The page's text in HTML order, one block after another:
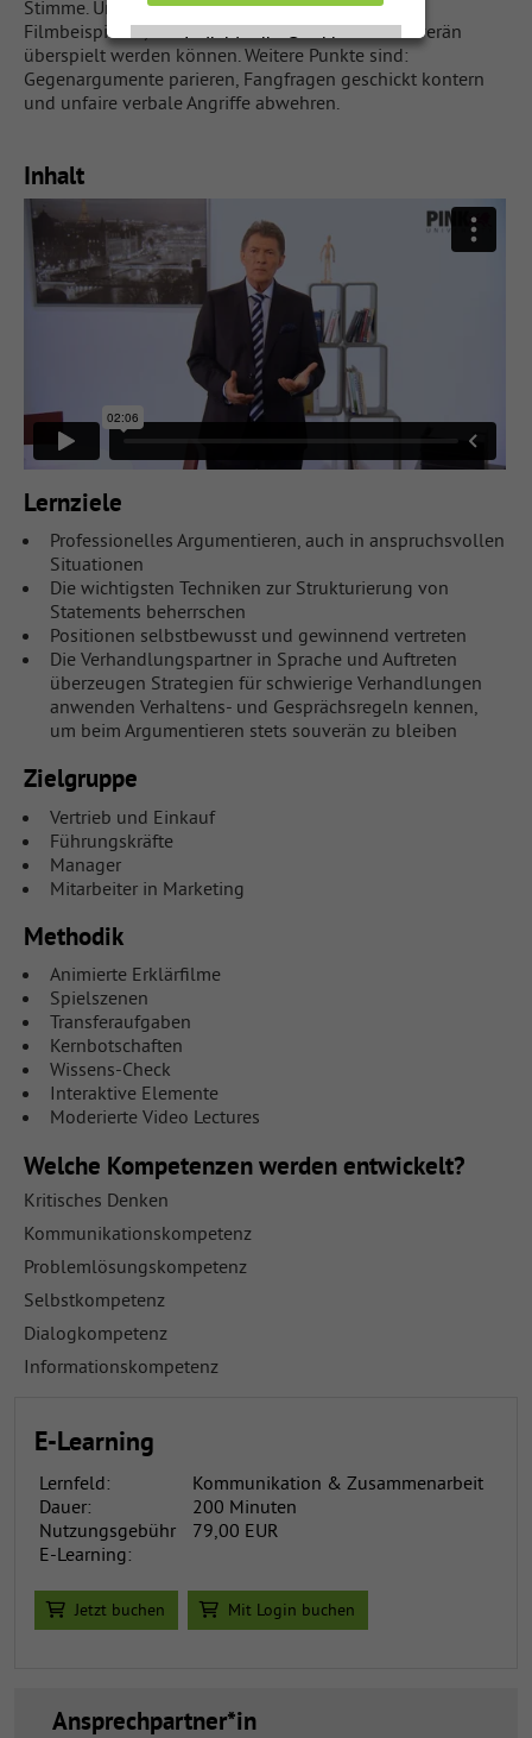
Stimme. Und das E-Learning zeigt anhand von
Filmbeispielen, wie Aussetzer und Blackouts souverän
überspielt werden können. Weitere Punkte sind:
Gegenargumente parieren, Fangfragen geschickt kontern
und unfaire verbale Angriffe abwehren.
Inhalt
Lernziele
Professionelles Argumentieren, auch in anspruchsvollen
Situationen
Die wichtigsten Techniken zur Strukturierung von
Statements beherrschen
Positionen selbstbewusst und gewinnend vertreten
Die Verhandlungspartner in Sprache und Auftreten
überzeugen Strategien für schwierige Verhandlungen
anwenden Verhaltens- und Gesprächsregeln kennen,
um beim Argumentieren stets souverän zu bleiben
Zielgruppe
Vertrieb und Einkauf
Führungskräfte
Manager
Mitarbeiter in Marketing
Methodik
Animierte Erklärfilme
Spielszenen
Transferaufgaben
Kernbotschaften
Wissens-Check
Interaktive Elemente
Moderierte Video Lectures
Welche Kompetenzen werden entwickelt?
Kritisches Denken
Kommunikationskompetenz
Problemlösungskompetenz
Selbstkompetenz
Dialogkompetenz
Informationskompetenz
E-Learning
Lernfeld:
Kommunikation & Zusammenarbeit
Dauer:
200 Minuten
Nutzungsgebühr
E-Learning:
79,00 EUR
Jetzt buchen Mit Login buchen
Ansprechpartner*in
Individuelle Cookie
Einstellungen
Datenschutzerklärung Impressum
Individuelle Cookie
Einstellungen
Datenschutzerklärung Impressum